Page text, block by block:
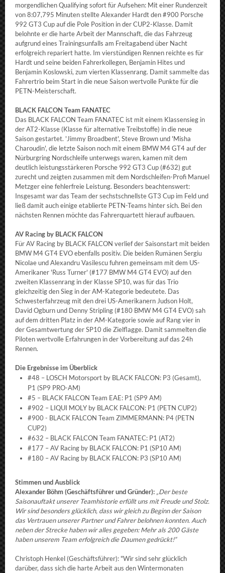
morgendlichen Qualifying sofort für Aufsehen: Mit einer Rundenzeit
von 8:07,795 Minuten stellte Alexander Hardt den #900 Porsche
992 GT3 Cup auf die Pole Position in der CUP2-Klasse. Damit
belohnte er die harte Arbeit der Mannschaft, die das Fahrzeug
aufgrund eines Trainingsunfalls am Freitagabend über Nacht
erfolgreich repariert hatte. Im vierstündigen Rennen reichte es für
Hardt und seine beiden Fahrerkollegen, Benjamin Hites und
Benjamin Koslowski, zum vierten Klassenrang. Damit sammelte das
Fahrertrio beim Start in die neue Saison wertvolle Punkte für die
PETN-Meisterschaft.
BLACK FALCON Team FANATEC
Das BLACK FALCON Team FANATEC ist mit einem Klassensieg in
der AT2-Klasse (Klasse für alternative Treibstoffe) in die neue
Saison gestartet. 'Jimmy Broadbent', Steve Brown und 'Misha
Charoudin', die letzte Saison noch mit einem BMW M4 GT4 auf der
Nürburgring Nordschleife unterwegs waren, kamen mit dem
deutlich leistungsstärkeren Porsche 992 GT3 Cup (#632) gut
zurecht und zeigten zusammen mit dem Nordschleifen-Profi Manuel
Metzger eine fehlerfreie Leistung. Besonders beachtenswert:
Insgesamt war das Team der sechstschnellste GT3 Cup im Feld und
ließ damit auch einige etablierte PETN-Teams hinter sich. Bei den
nächsten Rennen möchte das Fahrerquartett hierauf aufbauen.
AV Racing by BLACK FALCON
Für AV Racing by BLACK FALCON verlief der Saisonstart mit beiden
BMW M4 GT4 EVO ebenfalls positiv. Die beiden Rumänen Sergiu
Nicolae und Alexandru Vasilescu fuhren gemeinsam mit dem US-
Amerikaner 'Russ Turner' (#177 BMW M4 GT4 EVO) auf den
zweiten Klassenrang in der Klasse SP10, was für das Trio
gleichzeitig den Sieg in der AM-Kategorie bedeutete. Das
Schwesterfahrzeug mit den drei US-Amerikanern Judson Holt,
David Ogburn und Denny Stripling (#180 BMW M4 GT4 EVO) sah
auf dem dritten Platz in der AM-Kategorie sowie auf Rang vier in
der Gesamtwertung der SP10 die Zielflagge. Damit sammelten die
Piloten wertvolle Erfahrungen in der Vorbereitung auf das 24h
Rennen.
Die Ergebnisse im Überblick
#48 – LOSCH Motorsport by BLACK FALCON: P3 (Gesamt),
P1 (SP9 PRO-AM)
#5 – BLACK FALCON Team EAE: P1 (SP9 AM)
#902 – LIQUI MOLY by BLACK FALCON: P1 (PETN CUP2)
#900 - BLACK FALCON Team ZIMMERMANN: P4 (PETN
CUP2)
#632 – BLACK FALCON Team FANATEC: P1 (AT2)
#177 – AV Racing by BLACK FALCON: P1 (SP10 AM)
#180 – AV Racing by BLACK FALCON: P3 (SP10 AM)
Stimmen und Ausblick
Alexander Böhm (Geschäftsführer und Gründer): „Der beste
Saisonauftakt unserer Teamhistorie erfüllt uns mit Freude und Stolz.
Wir sind besonders glücklich, dass wir gleich zu Beginn der Saison
das Vertrauen unserer Partner und Fahrer belohnen konnten. Auch
neben der Strecke haben wir alles gegeben: Mehr als 200 Gäste
haben unserem Team erfolgreich die Daumen gedrückt!“
Christoph Henkel (Geschäftsführer): "Wir sind sehr glücklich
darüber, dass sich die harte Arbeit aus den Wintermonaten